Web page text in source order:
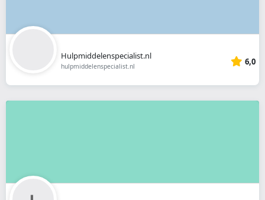
Hulpmiddelenspecialist.nl
hulpmiddelenspecialist.nl 6,0